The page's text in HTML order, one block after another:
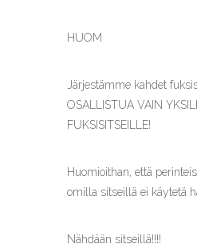
HUOM
Järjestämme kahdet
OSALLISTUA VAIN
FUKSISITSEILLE!
Huomioithan, että
omilla sitseillä ei käytetä
Nähdään sitseillä!!!!